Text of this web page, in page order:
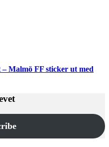
Malmö FF sticker ut med